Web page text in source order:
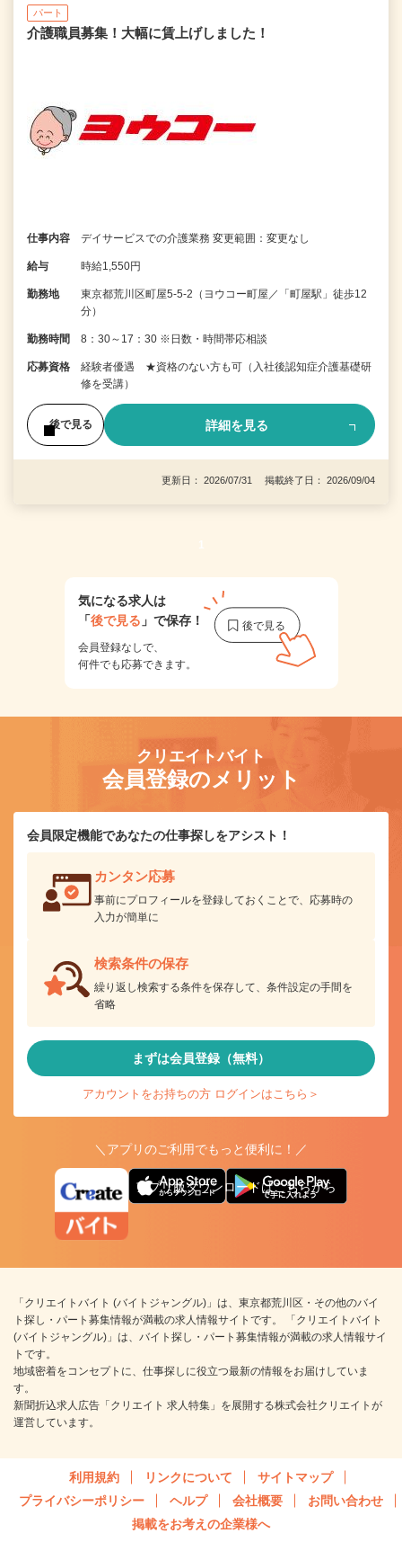
パート
介護職員募集！大幅に賃上げしました！
仕事内容 デイサービスでの介護業務 変更範囲：変更なし
給与 時給1,550円
勤務地
東京都荒川区町屋5-5-2（ヨウコー町屋／「町屋駅」徒歩12
分）
勤務時間 8：30～17：30 ※日数・時間帯応相談
応募資格
経験者優遇 ★資格のない方も可（入社後認知症介護基礎研
修を受講）
後で見る 詳細を見る
更新日： 2026/07/31 掲載終了日： 2026/09/04
1
気になる求人は
「後で見る 」で保存！
会員登録なしで、
何件でも応募できます。
クリエイトバイト
会員登録のメリット
会員限定機能であなたの仕事探しをアシスト！
カンタン応募
事前にプロフィールを登録しておくことで、応募時の
入力が簡単に
検索条件の保存
繰り返し検索する条件を保存して、条件設定の手間を
省略
まずは会員登録（無料）
アカウントをお持ちの方 ログインはこちら＞
＼アプリのご利用でもっと便利に！／
アプリ版ダウンロードはこちらから
「クリエイトバイト (バイトジャングル)」は、東京都荒川区・その他のバイ
ト探し・パート募集情報が満載の求人情報サイトです。 「クリエイトバイト
(バイトジャングル)」は、バイト探し・パート募集情報が満載の求人情報サイ
トです。
地域密着をコンセプトに、仕事探しに役立つ最新の情報をお届けしていま
す。
新聞折込求人広告「クリエイト 求人特集」を展開する株式会社クリエイトが
運営しています。
利用規約 リンクについて
サイトマップ
プライバシーポリシー
ヘルプ 会社概要
お問い合わせ
掲載をお考えの企業様へ